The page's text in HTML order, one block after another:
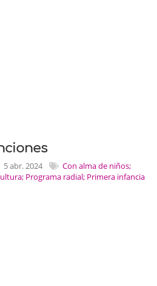
5 abr. 2024
Con alma de niños;
Programa radial; Primera infancia